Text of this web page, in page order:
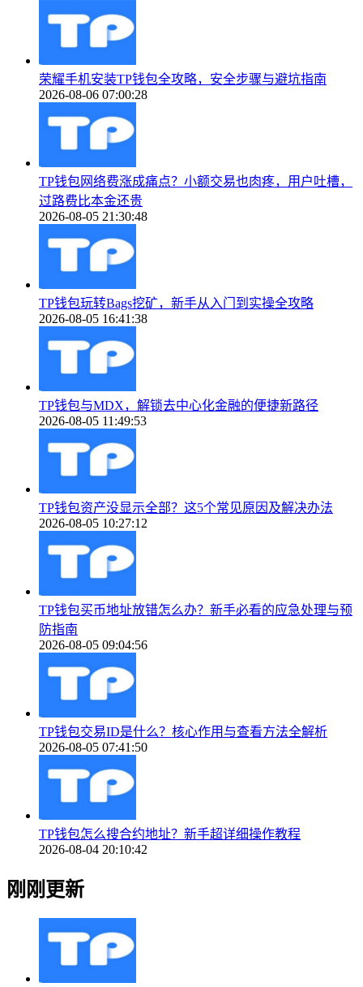
荣耀手机安装TP钱包全攻略，安全步骤与避坑指南
2026-08-06 07:00:28
TP钱包网络费涨成痛点？小额交易也肉疼，用户吐槽，
过路费比本金还贵
2026-08-05 21:30:48
TP钱包玩转Bags挖矿，新手从入门到实操全攻略
2026-08-05 16:41:38
TP钱包与MDX，解锁去中心化金融的便捷新路径
2026-08-05 11:49:53
TP钱包资产没显示全部？这5个常见原因及解决办法
2026-08-05 10:27:12
TP钱包买币地址放错怎么办？新手必看的应急处理与预
防指南
2026-08-05 09:04:56
TP钱包交易ID是什么？核心作用与查看方法全解析
2026-08-05 07:41:50
TP钱包怎么搜合约地址？新手超详细操作教程
2026-08-04 20:10:42
刚刚更新